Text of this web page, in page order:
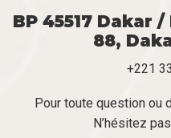
BP 45517 Dakar
88,
+221
Pour toute question ou
N’hésitez